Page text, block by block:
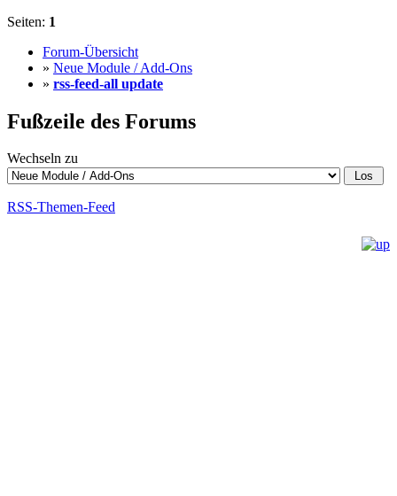
Seiten: 1
Forum-Übersicht
» Neue Module / Add-Ons
» rss-feed-all update
Fußzeile des Forums
Wechseln zu
RSS-Themen-Feed